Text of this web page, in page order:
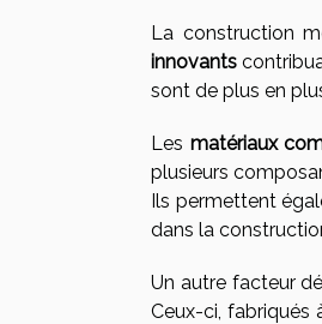
La construction
innovants
sont de plus en
Les matériaux
plusieurs
Ils permettent
dans la
Un autre facteur
Ceux-ci, fabriqués